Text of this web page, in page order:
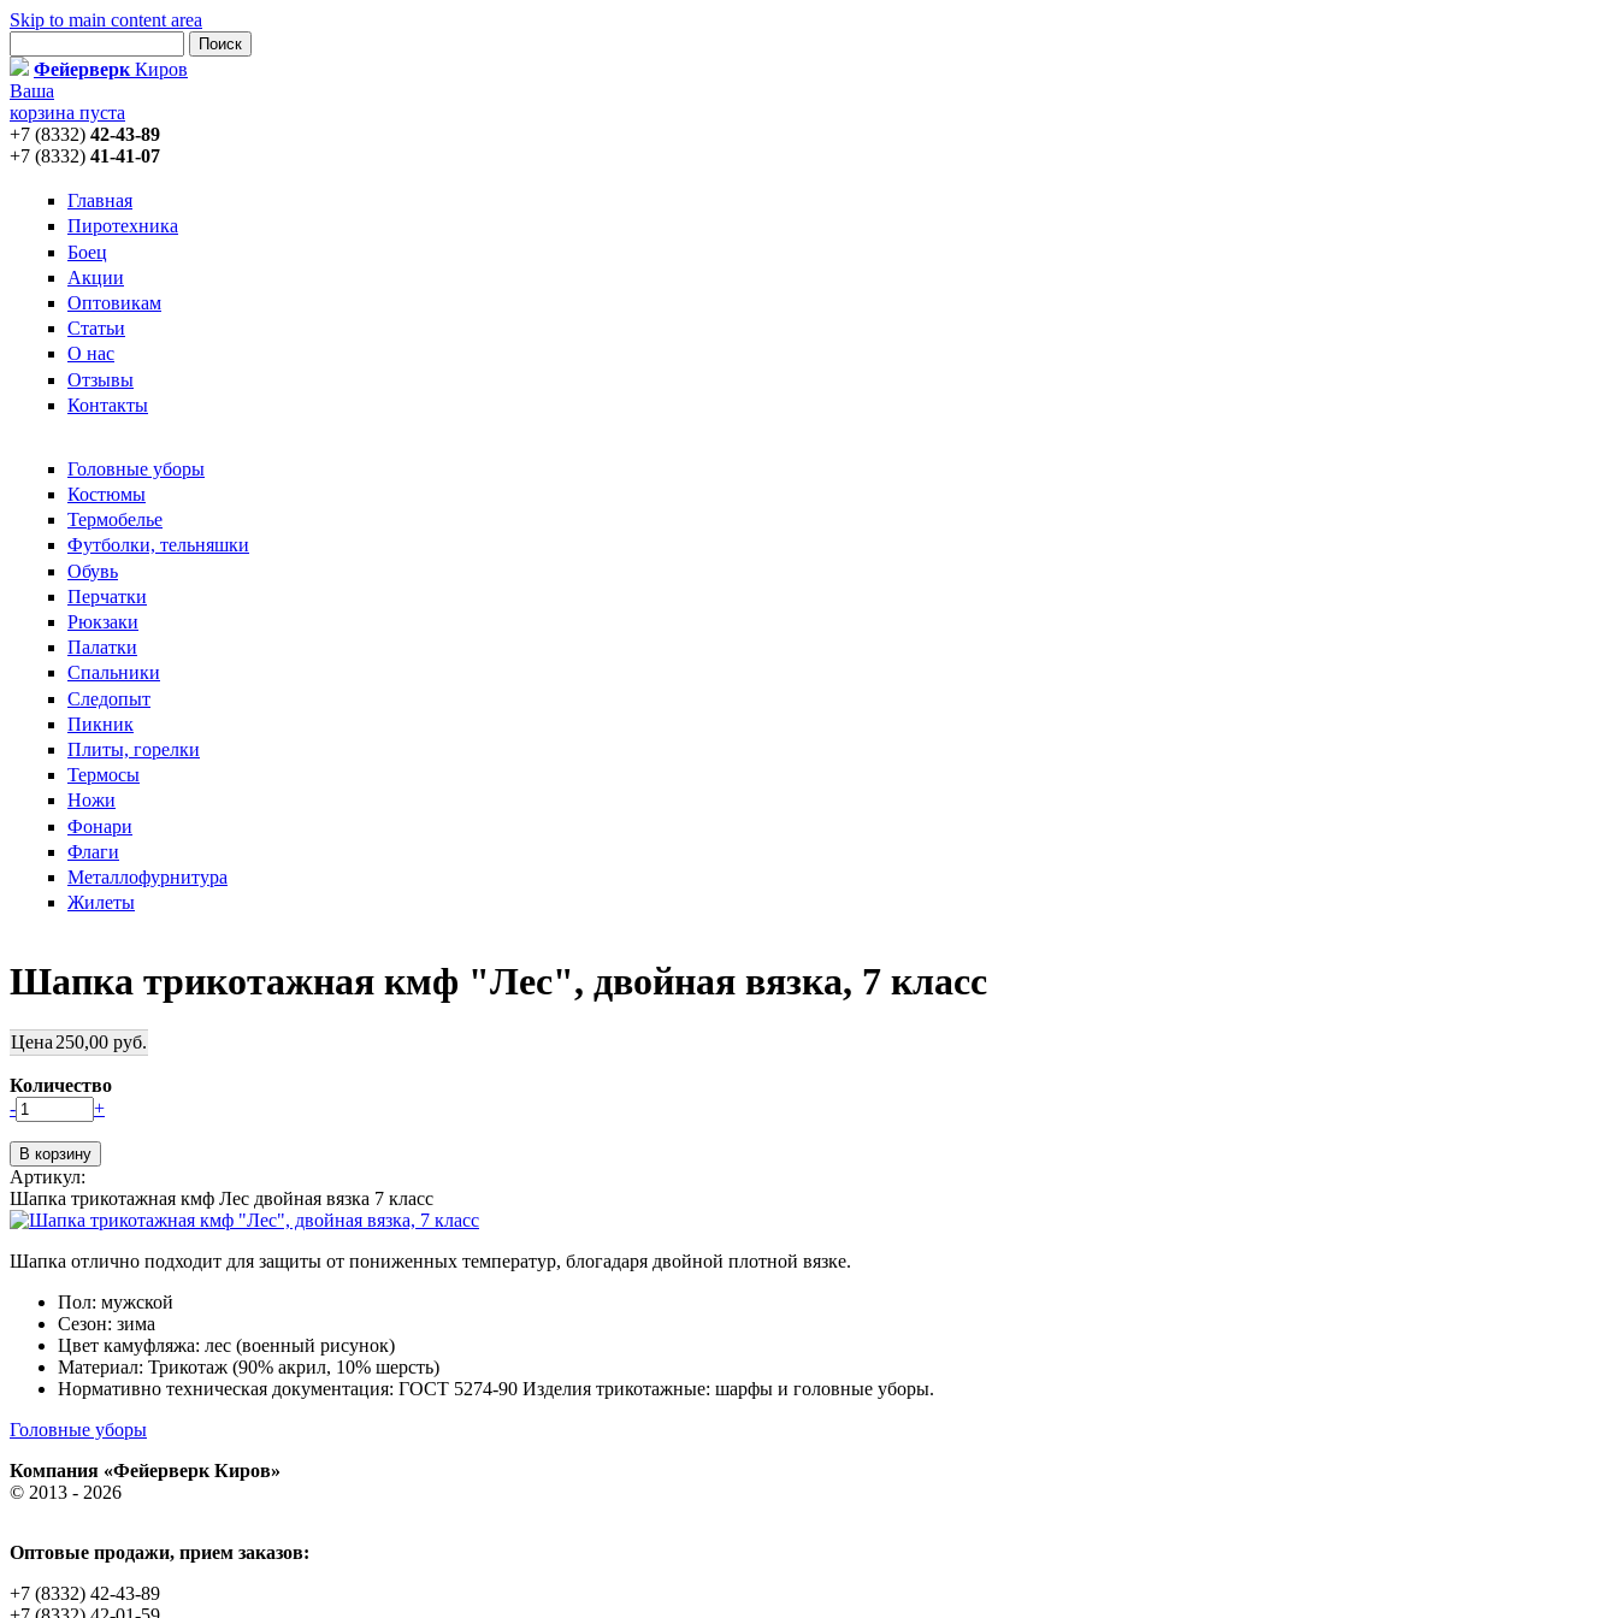
Skip to main content area
Форма поиска
Фейерверк Киров
Ваша
корзина пуста
+7 (8332) 42-43-89
+7 (8332) 41-41-07
Главная
Пиротехника
Боец
Акции
Оптовикам
Статьи
О нас
Отзывы
Контакты
Головные уборы
Костюмы
Термобелье
Футболки, тельняшки
Обувь
Перчатки
Рюкзаки
Палатки
Спальники
Следопыт
Пикник
Плиты, горелки
Термосы
Ножи
Фонари
Флаги
Металлофурнитура
Жилеты
Шапка трикотажная кмф "Лес", двойная вязка, 7 класс
Цена 250,00 руб.
Количество
-
+
Артикул:
Шапка трикотажная кмф Лес двойная вязка 7 класс
Шапка отлично подходит для защиты от пониженных температур, блогадаря двойной плотной вязке.
Пол: мужской
Сезон: зима
Цвет камуфляжа: лес (военный рисунок)
Материал: Трикотаж (90% акрил, 10% шерсть)
Нормативно техническая документация: ГОСТ 5274-90 Изделия трикотажные: шарфы и головные уборы.
Головные уборы
Компания «Фейерверк Киров»
© 2013 - 2026
Оптовые продажи, прием заказов:
+7 (8332) 42-43-89